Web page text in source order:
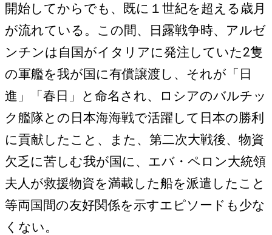
開始してからでも、既に１世紀を超える歳月
が流れている。この間、日露戦争時、アルゼ
ンチンは自国がイタリアに発注していた2隻
の軍艦を我が国に有償譲渡し、それが「日
進」「春日」と命名され、ロシアのバルチッ
ク艦隊との日本海海戦で活躍して日本の勝利
に貢献したこと、また、第二次大戦後、物資
欠乏に苦しむ我が国に、エバ・ペロン大統領
夫人が救援物資を満載した船を派遣したこと
等両国間の友好関係を示すエピソードも少な
くない。